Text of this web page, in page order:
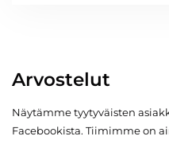
Arvostelut
Näytämme tyytyväisten
Facebookista. Tiimimme on